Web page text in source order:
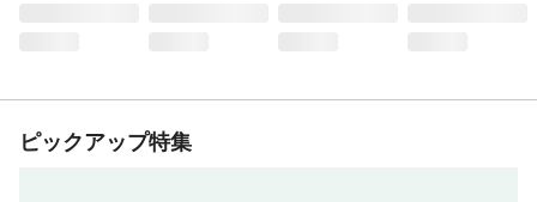
ピックアップ特集